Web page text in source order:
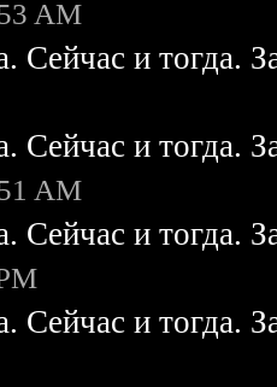
AM
Сейчас и тогда.
Сейчас и тогда.
AM
Сейчас и тогда.
Сейчас и тогда.